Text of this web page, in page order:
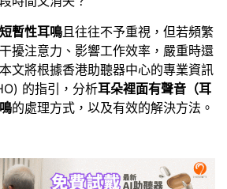
短暫性耳鳴且往往不予重視，但若頻繁
擾注意力、影響工作效率，嚴重時還
文將根據香港助聽器中心的專業資訊
的指引，分析耳朵裡面有聲音（耳
的處理方式，以及有效的解決方法。